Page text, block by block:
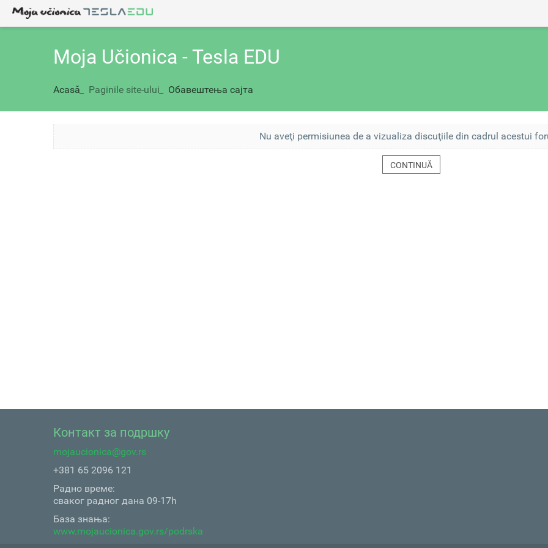
Moja Učionica - Tesla EDU
Acasă Paginile site-ului Обавештења сајта
Nu aveţi permisiunea de a vizualiza discuţiile din cadrul acestui
Контакт за подршку
mojaucionica@gov.rs
+381 65 2096 121
Радно време:
сваког радног дана 09-17h
База знања:
www.mojaucionica.gov.rs/podrska